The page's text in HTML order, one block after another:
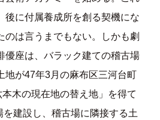
後に付属養成所を創る契機にな
のは言うまでもない。しかも劇
優座は、バラック建ての稽古場
地が47年3月の麻布区三河台町
木の現在地の替え地」を得て
建設し、稽古場に隣接する土